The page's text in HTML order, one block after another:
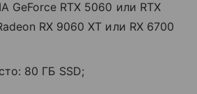
GeForce RTX 5060 или RTX
RX 9060 XT или RX 6700
80 ГБ SSD;